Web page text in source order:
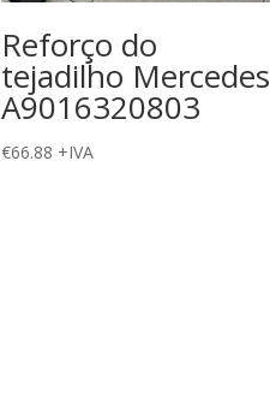
Reforço do
tejadilho Mercedes
A9016320803
€66.88 +IVA